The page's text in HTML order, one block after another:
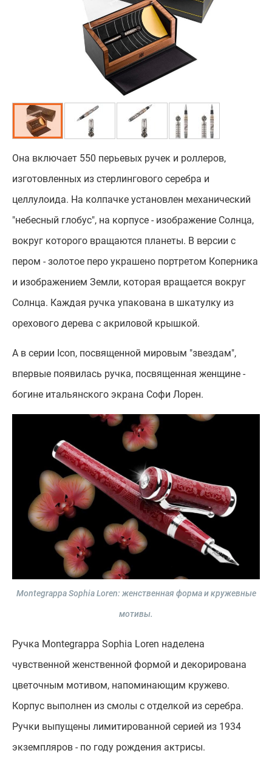
Она включает 550 перьевых ручек и роллеров,
изготовленных из стерлингового серебра и
целлулоида. На колпачке установлен механический
"небесный глобус", на корпусе - изображение Солнца,
вокруг которого вращаются планеты. В версии с
пером - золотое перо украшено портретом Коперника
и изображением Земли, которая вращается вокруг
Солнца. Каждая ручка упакована в шкатулку из
орехового дерева с акриловой крышкой.
А в серии Icon, посвященной мировым "звездам",
впервые появилась ручка, посвященная женщине -
богине итальянского экрана Софи Лорен.
Montegrappa Sophia Loren: женственная форма и кружевные
мотивы.
Ручка Montegrappa Sophia Loren наделена
чувственной женственной формой и декорирована
цветочным мотивом, напоминающим кружево.
Корпус выполнен из смолы с отделкой из серебра.
Ручки выпущены лимитированной серией из 1934
экземпляров - по году рождения актрисы.